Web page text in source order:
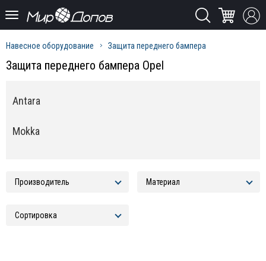
Навесное оборудование Защита переднего бампера
Защита переднего бампера Opel
Antara
Mokka